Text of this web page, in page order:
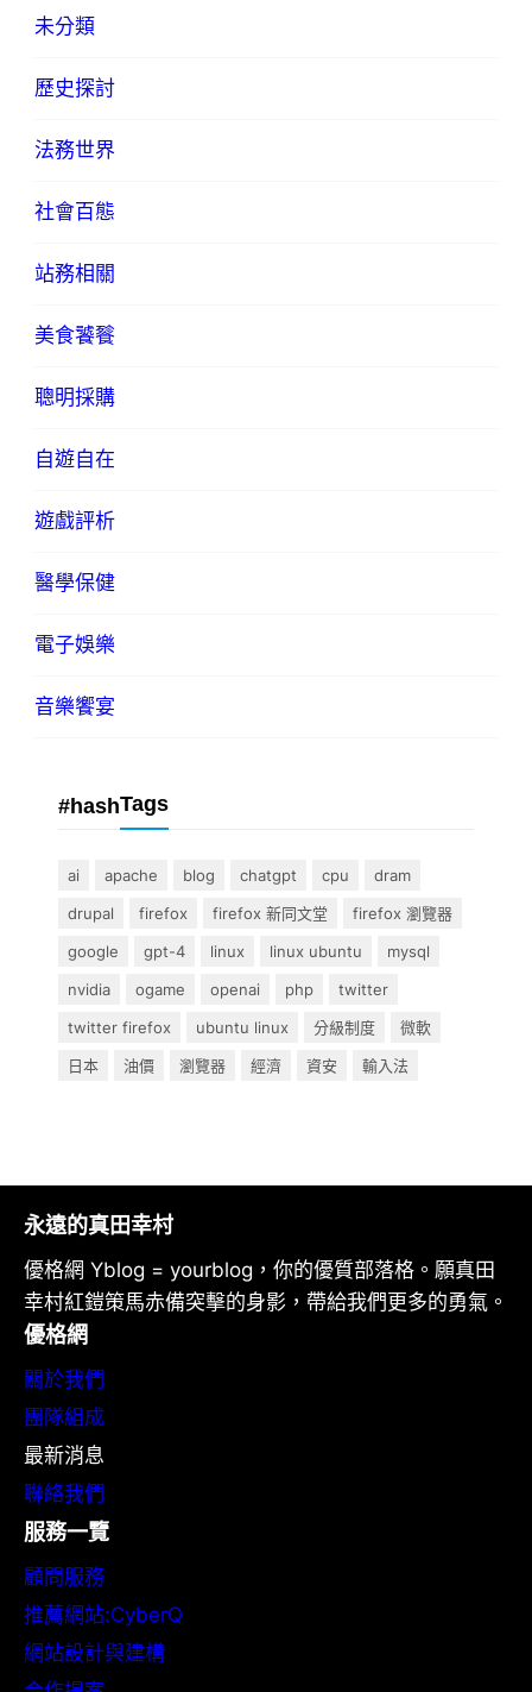
未分類
歷史探討
法務世界
社會百態
站務相關
美食饕餮
聰明採購
自遊自在
遊戲評析
醫學保健
電子娛樂
音樂饗宴
#hashTags
ai apache blog chatgpt cpu
dram
drupal
firefox firefox 新同文堂
firefox 瀏覽器
google
gpt-4 linux linux ubuntu
mysql
nvidia
ogame openai php
twitter
twitter firefox
ubuntu linux 分級制度
微軟
日本
油價 瀏覽器 經濟 資安 輸入法
永遠的真田幸村
優格網 Yblog = yourblog，你的優質部落格。願真田
幸村紅鎧策馬赤備突擊的身影，帶給我們更多的勇氣。
優格網
關於我們
團隊組成
最新消息
聯絡我們
服務一覽
顧問服務
推薦網站:CyberQ
網站設計與建構